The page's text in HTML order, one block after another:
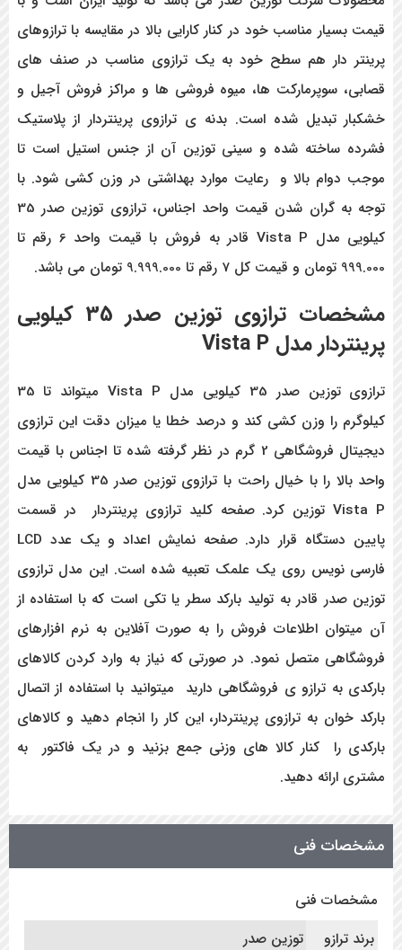
قیمت بسیار مناسب خود در کنار کارایی بالا در مقایسه با ترازوهای
پرینتر دار هم سطح خود به یک ترازوی مناسب در صنف های
قصابی، سوپرمارکت ها، میوه فروشی ها و مراکز فروش آجیل و
خشکبار تبدیل شده است. بدنه ی ترازوی پرینتردار از پلاستیک
فشرده ساخته شده و سینی توزین آن از جنس استیل است تا
موجب دوام بالا و رعایت موارد بهداشتی در وزن کشی شود. با
توجه به گران شدن قیمت واحد اجناس، ترازوی توزین صدر 35
کیلویی مدل Vista P قادر به فروش با قیمت واحد 6 رقم تا
999.000 تومان و قیمت کل 7 رقم تا 9.999.000 تومان می باشد.
مشخصات ترازوی توزین صدر 35 کیلویی
پرینتردار مدل Vista P
ترازوی توزین صدر 35 کیلویی مدل Vista P
میتواند تا 35
کیلوگرم را وزن کشی کند و درصد خطا یا میزان دقت این ترازوی
دیجیتال فروشگاهی 2 گرم در نظر گرفته شده تا اجناس با قیمت
واحد بالا را با خیال راحت با ترازوی توزین صدر 35 کیلویی مدل
Vista Pتوزین کرد. صفحه کلید ترازوی پرینتردار در قسمت
پایین دستگاه قرار دارد. صفحه نمایش اعداد و یک عدد LCD
فارسی نویس روی یک علمک تعبیه شده است. این مدل ترازوی
توزین صدر قادر به تولید بارکد سطر یا تکی است که با استفاده از
آن میتوان اطلاعات فروش را به صورت آفلاین به نرم افزارهای
فروشگاهی متصل نمود. در صورتی که نیاز به وارد کردن کالاهای
بارکدی به ترازو ی فروشگاهی دارید میتوانید با استفاده از اتصال
بارکد خوان به ترازوی پرینتردار، این کار را انجام دهید و کالاهای
بارکدی را کنار کالا های وزنی جمع بزنید و در یک فاکتور به
مشتری ارائه دهید.
مشخصات فنی
مشخصات فنی
برند ترازو
توزین صدر